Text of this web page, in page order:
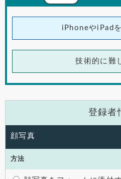
iPhoneやiPad
技術的に難
登録者
顔写真
方法